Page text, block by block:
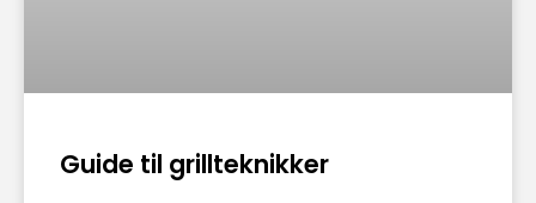
Guide til grillteknikker